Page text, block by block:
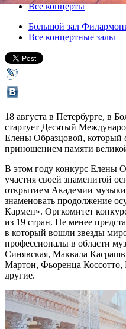
Все концерты
Большой зал
Все концертные залы
18 августа в Петербурге, в
стартует Десятый
Елены Образцовой, который
приношением памяти
В этом году конкурс Елены
участия своей знаменитой
открытием Академии
знаменовать продолжение
Кармен». Оргкомитет
из 19 стран. Не менее
в который вошли звезды
профессионалы в области
Синявская, Маквала
Мартон, Фьоренца
другие.